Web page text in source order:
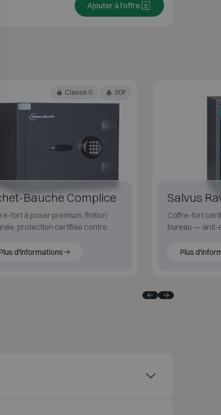
Ajouter à l'offre
Classe 0 30P
Bauche Complice
fort à poser premium, finition
protection certifiée contre
d'informations
Salvus
Coffre-fort
bureau — anti-
Plus